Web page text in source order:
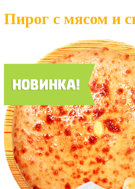
Пирог с мясом и